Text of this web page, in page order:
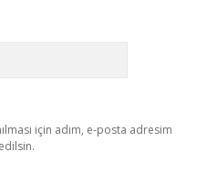
için adım, e-posta adresim